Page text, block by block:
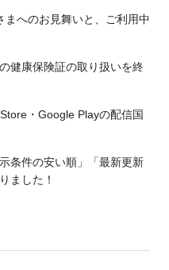
へのお見舞いと、ご利用中
健康保険証の取り扱いを終
・Google Playの配信国
条件の安い順」「最新更新
ました！